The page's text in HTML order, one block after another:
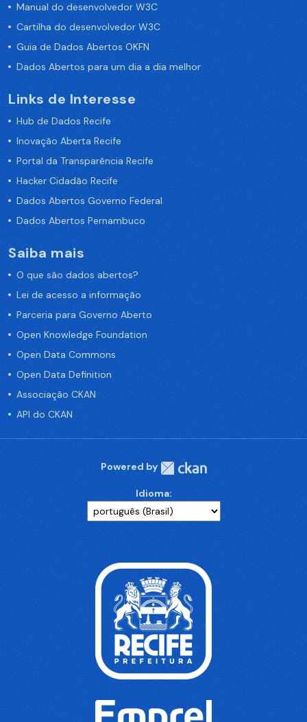
Manual do desenvolvedor W3C
Cartilha do desenvolvedor W3C
Guia de Dados Abertos OKFN
Dados Abertos para um dia a dia melhor
Links de Interesse
Hub de Dados Recife
Inovação Aberta Recife
Portal da Transparência Recife
Hacker Cidadão Recife
Dados Abertos Governo Federal
Dados Abertos Pernambuco
Saiba mais
O que são dados abertos?
Lei de acesso a informação
Parceria para Governo Aberto
Open Knowledge Foundation
Open Data Commons
Open Data Definition
Associação CKAN
API do CKAN
Powered by
Idioma